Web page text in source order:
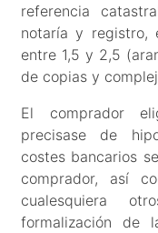
referencia
notaría y registro,
entre 1,5 y 2,5
de copias y
El comprador
precisase de
costes bancarios
comprador, así
cualesquiera
formalización de